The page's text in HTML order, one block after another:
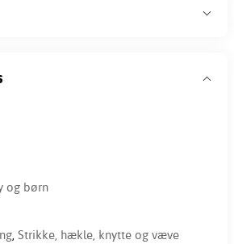
og børn
, Strikke, hækle, knytte og væve